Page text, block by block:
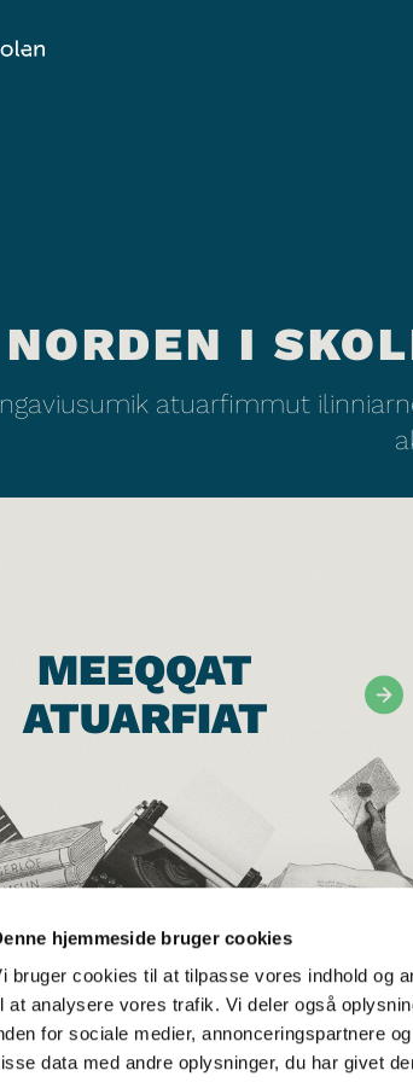
hjemmeside bruger cookies
bruger cookies til at tilpasse vores indhold og
at analysere vores trafik. Vi deler også
for sociale medier, annonceringspartnere
data med andre oplysninger, du har givet
NORDEN I
atuarfimmut
MEEQQAT
ATUARFIAT